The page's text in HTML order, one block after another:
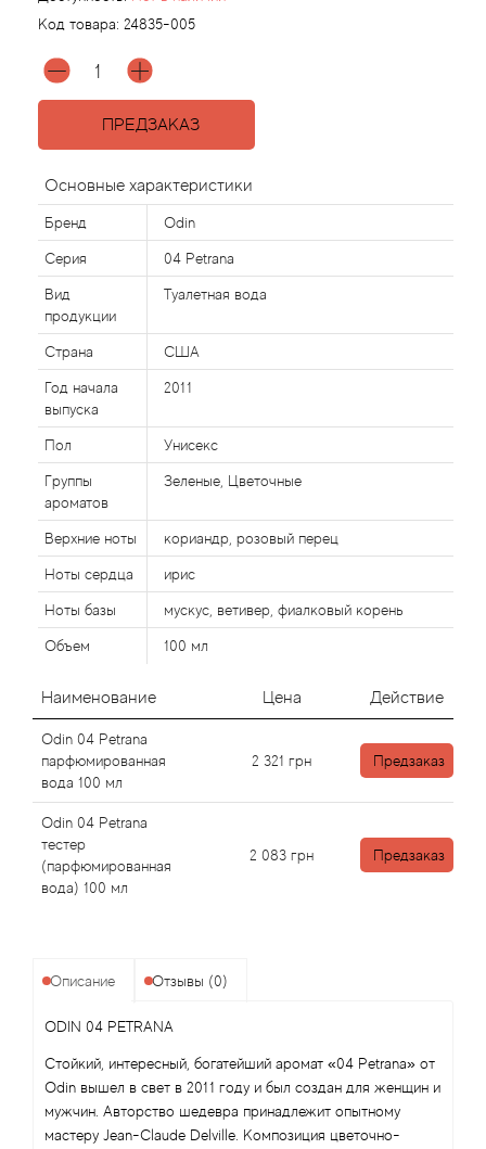
Код товара: 24835-005
ПРЕДЗАКАЗ
Основные характеристики
Бренд Odin
Серия 04 Petrana
Вид
продукции
Туалетная вода
Страна США
Год начала
выпуска
2011
Пол Унисекс
Группы
ароматов
Зеленые, Цветочные
Верхние ноты кориандр, розовый перец
Ноты сердца ирис
Ноты базы мускус, ветивер, фиалковый корень
Объем 100 мл
Наименование Цена Действие
Odin 04 Petrana
парфюмированная
вода 100 мл
2 321 грн Предзаказ
Odin 04 Petrana
тестер
(парфюмированная
вода) 100 мл
2 083 грн Предзаказ
Описание Отзывы (0)
ODIN 04 PETRANA
Стойкий, интересный, богатейший аромат «04 Petrana» от
Odin вышел в свет в 2011 году и был создан для женщин и
мужчин. Авторство шедевра принадлежит опытному
мастеру Jean-Claude Delville. Композиция цветочно-
Agonist
Aigner
Ajmal
Al Haramain
Al Jazeera
Alaia Paris
Alexander McQueen
Alexandre Barthet
Alexandre J
Alfred Dunhill
Alyson Oldoini
Alyssa Ashley
American Crew
Amouage
Amouroud
Angel Schlesser
Anima Mundi
Anna Sui
Annayake